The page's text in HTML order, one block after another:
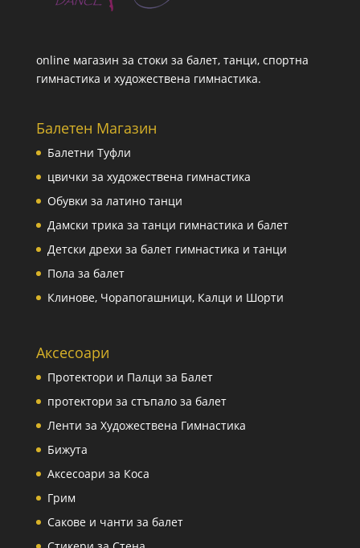
online магазин за стоки за балет, танци, спортна
гимнастика и художествена гимнастика.
Балетен Магазин
Балетни Туфли
цвички за художествена гимнастика
Обувки за латино танци
Дамски трика за танци гимнастика и балет
Детски дрехи за балет гимнастика и танци
Пола за балет
Клинове, Чорапогашници, Калци и Шорти
Аксесоари
Протектори и Палци за Балет
протектори за стъпало за балет
Ленти за Художествена Гимнастика
Бижута
Аксесоари за Коса
Грим
Сакове и чанти за балет